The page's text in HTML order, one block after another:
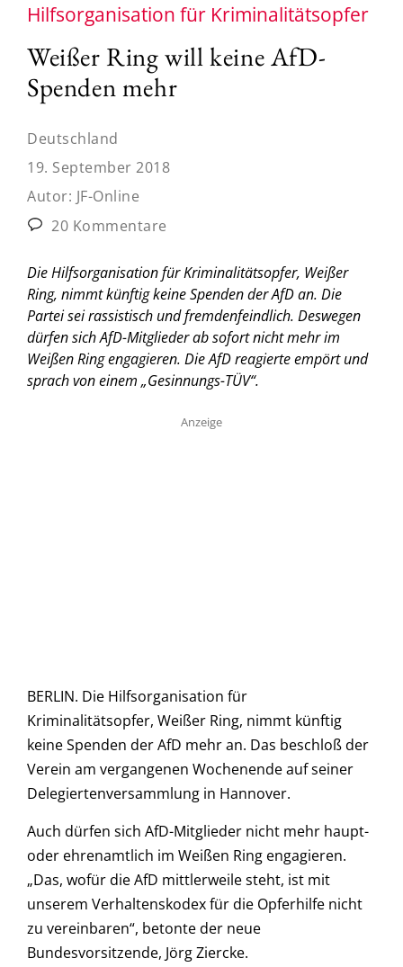
Hilfsorganisation für Kriminalitätsopfer
Weißer Ring will keine AfD-
Spenden mehr
Deutschland
19. September 2018
Autor: JF-Online
20 Kommentare
Die Hilfsorganisation für Kriminalitätsopfer, Weißer
Ring, nimmt künftig keine Spenden der AfD an. Die
Partei sei rassistisch und fremdenfeindlich. Deswegen
dürfen sich AfD-Mitglieder ab sofort nicht mehr im
Weißen Ring engagieren. Die AfD reagierte empört und
sprach von einem „Gesinnungs-TÜV“.
Anzeige
BERLIN. Die Hilfsorganisation für
Kriminalitätsopfer, Weißer Ring, nimmt künftig
keine Spenden der AfD mehr an. Das beschloß der
Verein am vergangenen Wochenende auf seiner
Delegiertenversammlung in Hannover.
Auch dürfen sich AfD-Mitglieder nicht mehr haupt-
oder ehrenamtlich im Weißen Ring engagieren.
„Das, wofür die AfD mittlerweile steht, ist mit
unserem Verhaltenskodex für die Opferhilfe nicht
zu vereinbaren“, betonte der neue
Bundesvorsitzende, Jörg Ziercke.